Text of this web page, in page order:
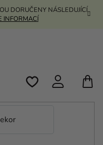
DORUČENY NÁSLEDUJÍCÍ
INFORMACÍ